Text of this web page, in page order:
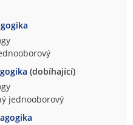
(dobíhající)
jednooborový